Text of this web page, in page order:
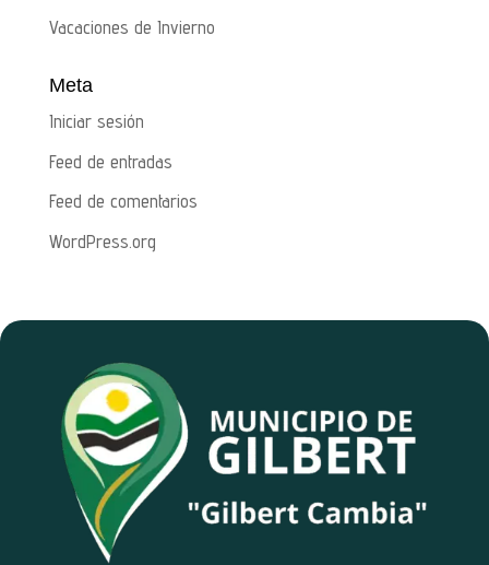
Vacaciones de Invierno
Meta
Iniciar sesión
Feed de entradas
Feed de comentarios
WordPress.org